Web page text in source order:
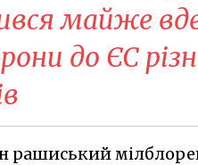
майже
до ЄС
рашиський